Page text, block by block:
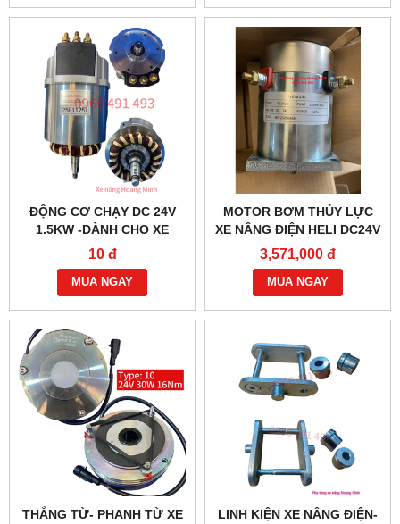
ĐỘNG CƠ CHẠY DC 24V
1.5KW -DÀNH CHO XE
NÂNG ĐIỆN HELI CBD30-
470 BỀN BỈ
10 đ
MUA NGAY
MOTOR BƠM THỦY LỰC
XE NÂNG ĐIỆN HELI DC24V
1.2KW- YC2412
3,571,000 đ
MUA NGAY
THẮNG TỪ- PHANH TỪ XE
LINH KIỆN XE NÂNG ĐIỆN-